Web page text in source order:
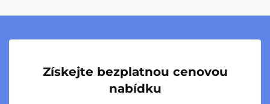
Získejte bezplatnou cenovou
nabídku